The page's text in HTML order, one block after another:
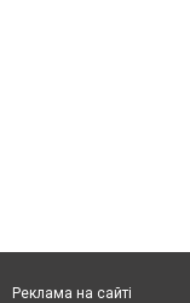
Реклама на сайті